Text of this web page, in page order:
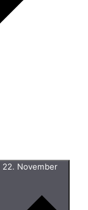
22. November